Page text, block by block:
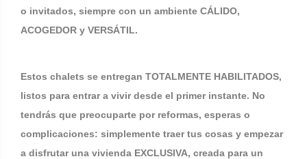
o invitados, siempre con un ambiente CÁLIDO,
ACOGEDOR y VERSÁTIL.
Estos chalets se entregan TOTALMENTE HABILITADOS,
listos para entrar a vivir desde el primer instante. No
tendrás que preocuparte por reformas, esperas o
complicaciones: simplemente traer tus cosas y empezar
a disfrutar una vivienda EXCLUSIVA, creada para un